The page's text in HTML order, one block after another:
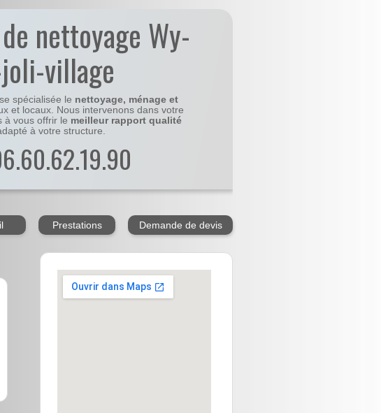
nettoyage Wy-
village
spécialisée le nettoyage, ménage et
et locaux. Nous intervenons dans votre
à vous offrir le meilleur rapport qualité
à votre structure.
Prestations Demande de devis